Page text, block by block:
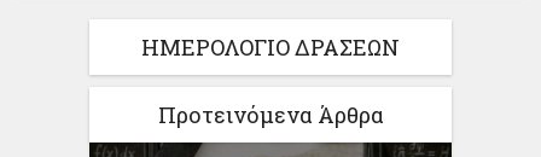
ΗΜΕΡΟΛΟΓΙΟ ΔΡΑΣΕΩΝ
Προτεινόμενα Άρθρα